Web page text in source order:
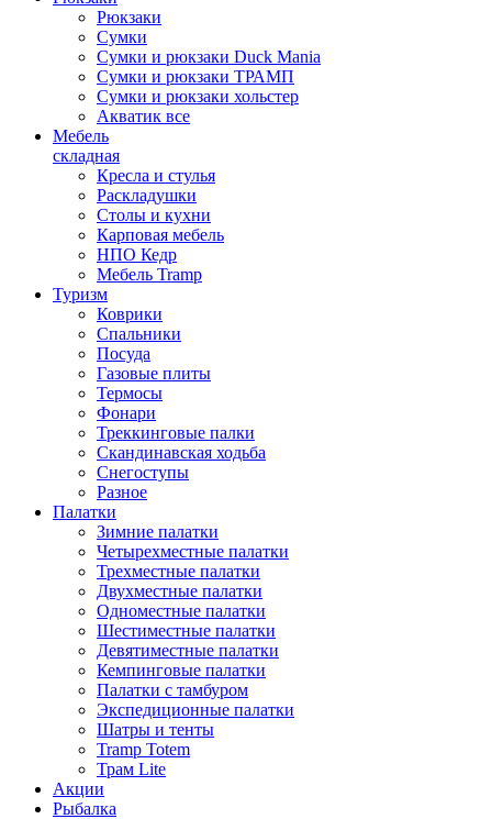
Рюкзаки
Сумки
Сумки и рюкзаки Duck Mania
Сумки и рюкзаки ТРАМП
Сумки и рюкзаки хольстер
Акватик все
Мебель
складная
Кресла и стулья
Раскладушки
Столы и кухни
Карповая мебель
НПО Кедр
Мебель Tramp
Туризм
Коврики
Спальники
Посуда
Газовые плиты
Термосы
Фонари
Треккинговые палки
Скандинавская ходьба
Снегоступы
Разное
Палатки
Зимние палатки
Четырехместные палатки
Трехместные палатки
Двухместные палатки
Одноместные палатки
Шестиместные палатки
Девятиместные палатки
Кемпинговые палатки
Палатки с тамбуром
Экспедиционные палатки
Шатры и тенты
Tramp Totem
Трам Lite
Акции
Рыбалка